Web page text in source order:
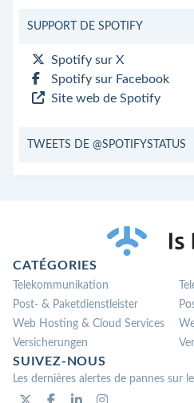
SUPPORT DE SPOTIFY
Spotify sur X
Spotify sur Facebook
Site web de Spotify
TWEETS DE @SPOTIFYSTATUS
CATÉGORIES
Telekommunikation
Post- & Paketdienstleister
Web Hosting & Cloud Services
Versicherungen
SUIVEZ-NOUS
Les dernières alertes de pannes sur